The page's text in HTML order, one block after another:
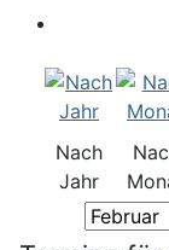
Nach
Jahr